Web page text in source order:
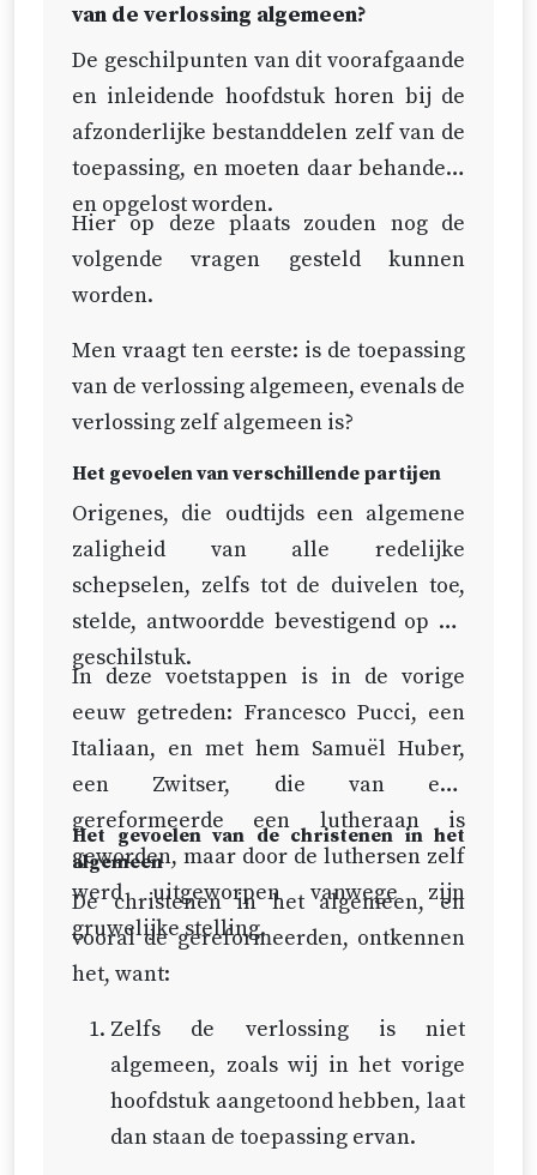
God zijn’ (Gen. 17:7), dat is: ‘Ik zal
Hiertoe schrijft God de dienaren
des Woords toepassende woorden
voor (2 Kor. 5:18-20;Jes. 40:1,2;Luk.
2:11).
Hiertoe strekken de sacramenten,
de Heilige Doop (
Hierom wordt gezegd dat velen
geen deel aan Christus hebben,
wegens het gemis van deze
Dit volgt uit de zaak zelf. Want
omdat Christus’ verlossing van een
oneindige waarde is, zo zouden, als
ze niet door een toepassing als het
ware begrensd werd, alle mensen
en ieder mens in het bijzonder
noodzakelijk gezaligd, en geen
enkel mens verdoemd moeten
worden. Dit is in strijd met de
grondbeginselen van de Schrift en
van alle religie.
Nu wordt, terwijl de deksels en de
schaduwen weggenomen zijn, de
toepassing met ongedekt
aangezicht door de bediening van
het Woord, de sacramenten, de
tucht en de menselijke regering
verricht.
Het vierde tijdperk loopt van het
van de voleinding der eeuwen, tot
in alle eeuwigheid. Dan zal de
toepassing, die in de tijd geschied
is, zonder enige tussenkomende
middelen onmiddellijk door God en
de Middelaar voortgezet en
voltooid worden tot in alle
eeuwigheid.
van de verlossing algemeen?
De geschilpunten van dit voorafgaande
en inleidende hoofdstuk horen bij de
afzonderlijke bestanddelen zelf van de
toepassing, en moeten daar behandeld
en opgelost worden.
Hier op deze plaats zouden nog de
volgende vragen gesteld kunnen
worden.
Men vraagt ten eerste: is de toepassing
van de verlossing algemeen, evenals de
verlossing zelf algemeen is?
Het gevoelen van verschillende partijen
Origenes, die oudtijds een algemene
zaligheid van alle redelijke
schepselen, zelfs tot de duivelen toe,
stelde, antwoordde bevestigend op dit
geschilstuk.
In deze voetstappen is in de vorige
eeuw getreden: Francesco Pucci, een
Italiaan, en met hem Samuël Huber,
een Zwitser, die van een
gereformeerde een lutheraan is
geworden, maar door de luthersen zelf
werd uitgeworpen vanwege zijn
gruwelijke stelling.
Het gevoelen van de christenen in het
algemeen
De christenen in het algemeen, en
vooral de gereformeerden, ontkennen
het, want:
Zelfs de verlossing is niet
algemeen, zoals wij in het vorige
hoofdstuk aangetoond hebben, laat
dan staan de toepassing ervan.